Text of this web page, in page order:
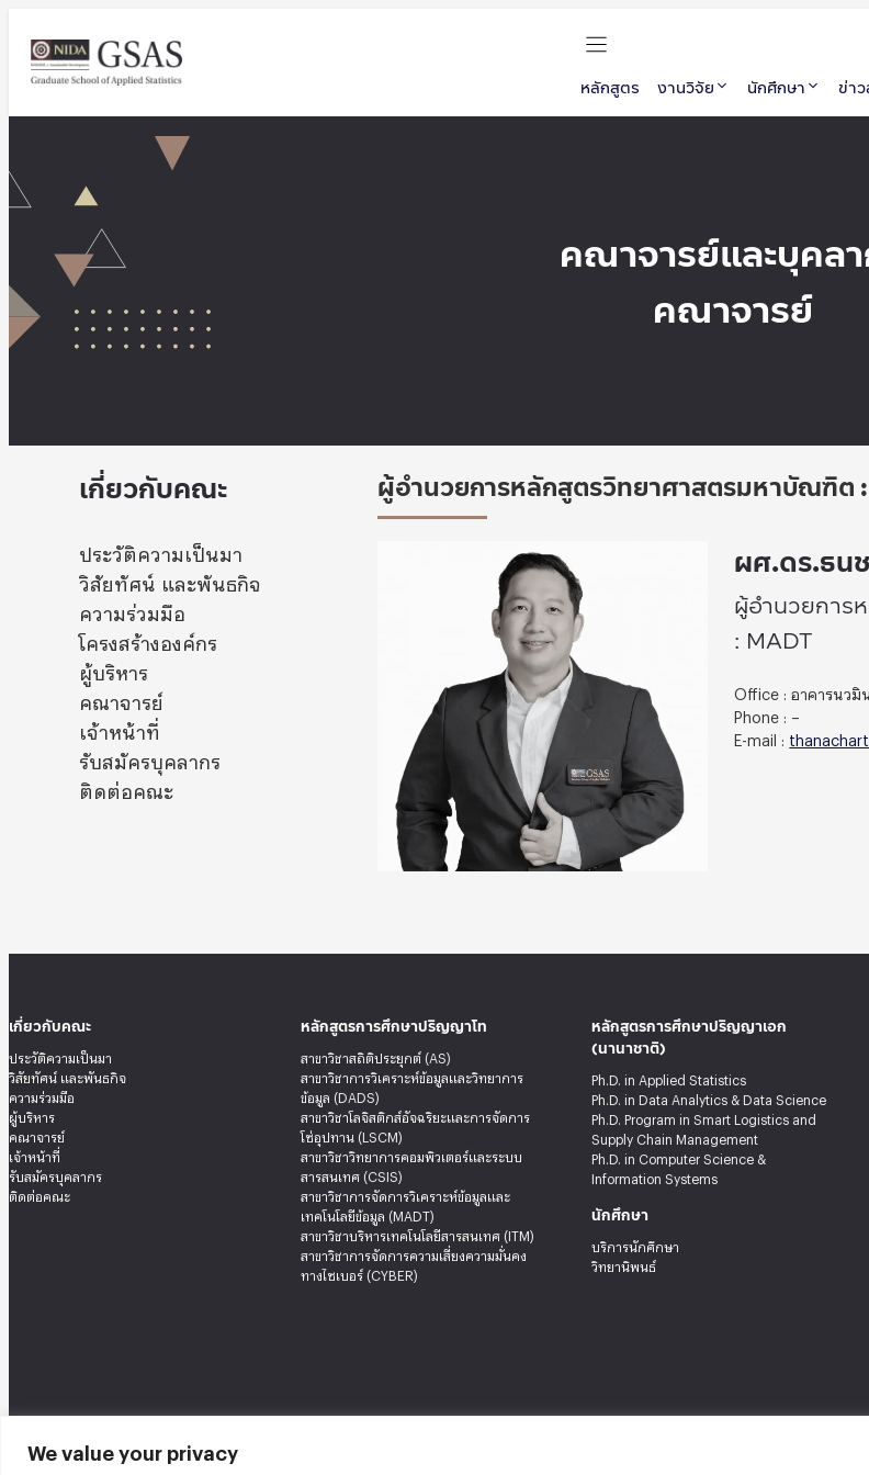
We value your privacy
หลักสูตร งานวิจัย นักศึกษา ข่า
คณาจารย์และบุคล
คณาจารย์
เกี่ยวกับคณะ
ประวัติความเป็นมา
วิสัยทัศน์ และพันธกิจ
ความร่วมมือ
โครงสร้างองค์กร
ผู้บริหาร
คณาจารย์
เจ้าหน้าที่
รับสมัครบุคลากร
ติดต่อคณะ
ผู้อำนวยการหลักสูตรวิทยาศาสตรมหาบัณฑิต
ผศ.ดร.ธน
ผู้อำนวยการ
: MADT
Office : อาคารนวมิ
Phone : –
E-mail :
เกี่ยวกับคณะ
ประวัติความเป็นมา
วิสัยทัศน์ และพันธกิจ
ความร่วมมือ
ผู้บริหาร
คณาจารย์
เจ้าหน้าที่
รับสมัครบุคลากร
ติดต่อคณะ
หลักสูตรการศึกษาปริญญาโท
สาขาวิชาสถิติประยุกต์ (AS)
สาขาวิชาการวิเคราะห์ข้อมูลและวิทยาการ
ข้อมูล (DADS)
สาขาวิชาโลจิสติกส์อัจฉริยะและการจัดการ
โซ่อุปทาน (LSCM)
สาขาวิชาวิทยาการคอมพิวเตอร์และระบบ
สารสนเทศ (CSIS)
สาขาวิชาการจัดการวิเคราะห์ข้อมูลและ
เทคโนโลยีข้อมูล (MADT)
สาขาวิชาบริหารเทคโนโลยีสารสนเทศ (ITM)
สาขาวิชาการจัดการความเสี่ยงความมั่นคง
ทางไซเบอร์ (CYBER)
หลักสูตรการศึกษาปริญญาเอก
(นานาชาติ)
Ph.D. in Applied Statistics
Ph.D. in Data Analytics & Data Science
Ph.D. Program in Smart Logistics and
Supply Chain Management
Ph.D. in Computer Science &
Information Systems
นักศึกษา
บริการนักศึกษา
วิทยานิพนธ์
คณะสถิติประยุกต์ อาคารนวมินทราธิราช ชั้น 12 เลขที่ 148 ถนนเสรีไทย แขวงคลองจั่น เขตบางกะปิ กรุงเทพมหานคร 10240